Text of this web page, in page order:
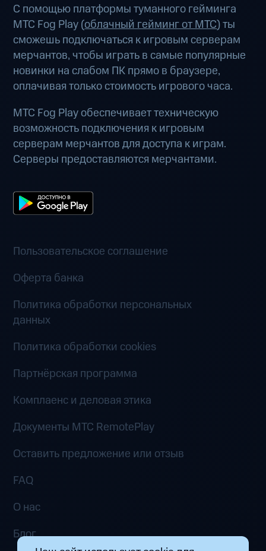
С помощью платформы туманного гейминга
МТС Fog Play (облачный гейминг от МТС) ты
сможешь подключаться к игровым серверам
мерчантов, чтобы играть в самые популярные
новинки на слабом ПК прямо в браузере,
оплачивая только стоимость игрового часа.
МТС Fog Play обеспечивает техническую
возможность подключения к игровым
серверам мерчантов для доступа к играм.
Серверы предоставляются мерчантами.
Пользовательское соглашение
Оферта банка
Политика обработки персональных
данных
Политика обработки cookies
Партнёрская программа
Комплаенс и деловая этика
Документы MTC RemotePlay
Оставить предложение или отзыв
FAQ
О нас
Блог